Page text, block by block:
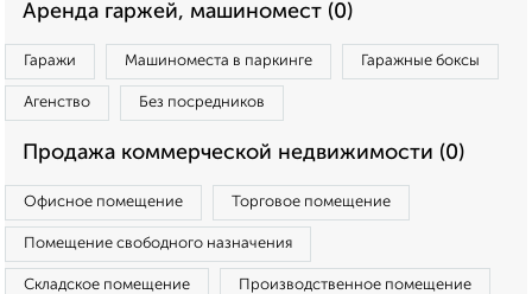
Аренда гаржей, машиномест (0)
Гаражи Машиноместа в паркинге Гаражные боксы
Агенство Без посредников
Продажа коммерческой недвижимости (0)
Офисное помещение Торговое помещение
Помещение свободного назначения
Складское помещение Производственное помещение